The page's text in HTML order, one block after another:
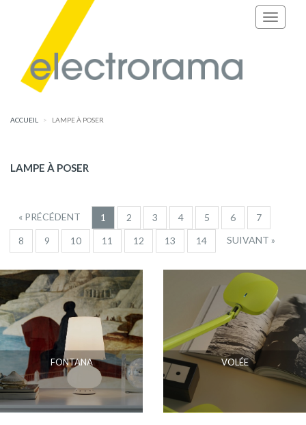
ACCUEIL LAMPE À POSER
LAMPE À POSER
« PRÉCÉDENT 1 2 3 4 5 6
7
8
9 10 11 12 13 14 SUIVANT »
FONTANA VOLÉE